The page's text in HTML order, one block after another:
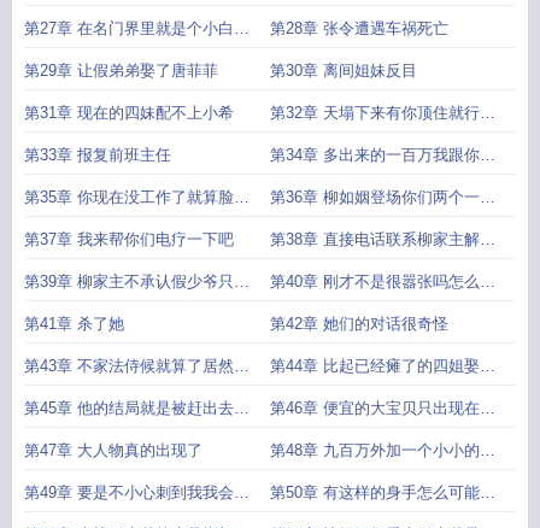
枉唐家
第27章 在名门界里就是个小白单
纯和蠢
第28章 张令遭遇车祸死亡
第29章 让假弟弟娶了唐菲菲 第30章 离间姐妹反目
第31章 现在的四妹配不上小希 第32章 天塌下来有你顶住就行了
脸皮够厚
第33章 报复前班主任 第34章 多出来的一百万我跟你三
七分
第35章 你现在没工作了就算脸被
伤了也无所谓
第36章 柳如姻登场你们两个一起
上吧
第37章 我来帮你们电疗一下吧 第38章 直接电话联系柳家主解除
婚约
第39章 柳家主不承认假少爷只认
唐清墨
第40章 刚才不是很嚣张吗怎么现
在变得像只鹌鹑似的
第41章 杀了她 第42章 她们的对话很奇怪
第43章 不家法侍候就算了居然还
要奖励他
第44章 比起已经瘫了的四姐娶我
不是更好吗
第45章 他的结局就是被赶出去和
犯罪的妈一起生活
第46章 便宜的大宝贝只出现在小
说里吗
第47章 大人物真的出现了 第48章 九百万外加一个小小的要
求
第49章 要是不小心刺到我我会拉 第50章 有这样的身手怎么可能被